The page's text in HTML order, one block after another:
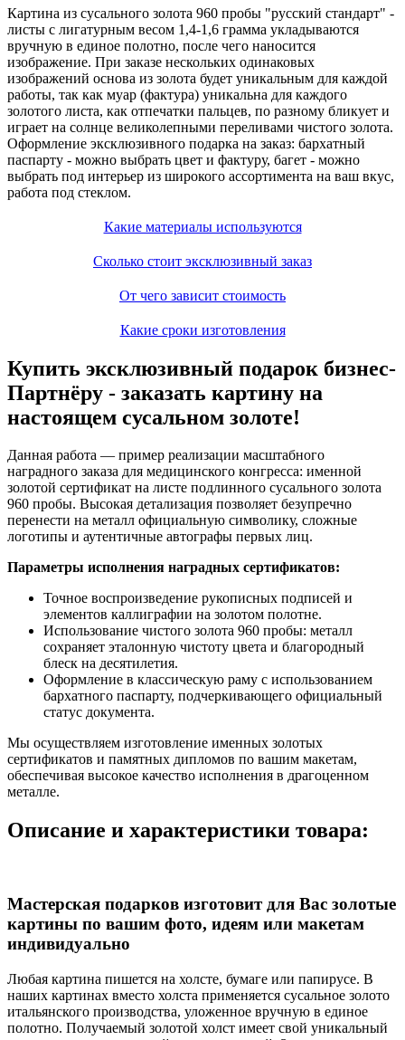
Картина из сусального золота 960 пробы "русский стандарт" -
листы с лигатурным весом 1,4-1,6 грамма укладываются
вручную в единое полотно, после чего наносится
изображение. При заказе нескольких одинаковых
изображений основа из золота будет уникальным для каждой
работы, так как муар (фактура) уникальна для каждого
золотого листа, как отпечатки пальцев, по разному бликует и
играет на солнце великолепными переливами чистого золота.
Оформление эксклюзивного подарка на заказ: бархатный
паспарту - можно выбрать цвет и фактуру, багет - можно
выбрать под интерьер из широкого ассортимента на ваш вкус,
работа под стеклом.
Какие материалы используются
Сколько стоит эксклюзивный заказ
От чего зависит стоимость
Какие сроки изготовления
Купить эксклюзивный подарок бизнес-
Партнёру - заказать картину на
настоящем сусальном золоте!
Данная работа — пример реализации масштабного
наградного заказа для медицинского конгресса: именной
золотой сертификат на листе подлинного сусального золота
960 пробы. Высокая детализация позволяет безупречно
перенести на металл официальную символику, сложные
логотипы и аутентичные автографы первых лиц.
Параметры исполнения наградных сертификатов:
Точное воспроизведение рукописных подписей и
элементов каллиграфии на золотом полотне.
Использование чистого золота 960 пробы: металл
сохраняет эталонную чистоту цвета и благородный
блеск на десятилетия.
Оформление в классическую раму с использованием
бархатного паспарту, подчеркивающего официальный
статус документа.
Мы осуществляем изготовление именных золотых
сертификатов и памятных дипломов по вашим макетам,
обеспечивая высокое качество исполнения в драгоценном
металле.
Описание и характеристики товара:
Мастерская подарков изготовит для Вас золотые
картины по вашим фото, идеям или макетам
индивидуально
Любая картина пишется на холсте, бумаге или папирусе. В
наших картинах вместо холста применяется сусальное золото
итальянского производства, уложенное вручную в единое
полотно. Получаемый золотой холст имеет свой уникальный